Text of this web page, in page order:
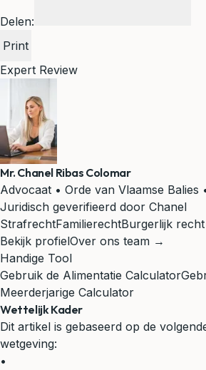
Delen:
Print
Expert Review
Mr. Chanel Ribas Colomar
Advocaat • Orde van Vlaamse Balies
Juridisch geverifieerd door Chanel
StrafrechtFamilierechtBurgerlijk recht
Bekijk profielOver ons team →
Handige Tool
Gebruik de Alimentatie Calculator
Meerderjarige Calculator
Wettelijk Kader
Dit artikel is gebaseerd op de
wetgeving:
•